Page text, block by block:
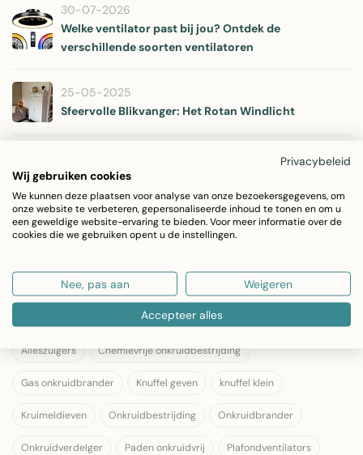
30-07-2026
Welke ventilator past bij jou? Ontdek de
verschillende soorten ventilatoren
25-05-2025
Sfeervolle Blikvanger: Het Rotan Windlicht
Schootkussens / Laptrays: Stijlvol en Praktisch voor
Elk Moment
07-08-2024
Alleszuigers Chemievrije onkruidbestrijding
Gas onkruidbrander Knuffel geven knuffel klein
Kruimeldieven Onkruidbestrijding Onkruidbrander
Onkruidverdelger Paden onkruidvrij Plafondventilators
Privacybeleid
Wij gebruiken cookies
We kunnen deze plaatsen voor analyse van onze bezoekersgegevens, om
onze website te verbeteren, gepersonaliseerde inhoud te tonen en om u
een geweldige website-ervaring te bieden. Voor meer informatie over de
cookies die we gebruiken opent u de instellingen.
Nee, pas aan Weigeren
Accepteer alles